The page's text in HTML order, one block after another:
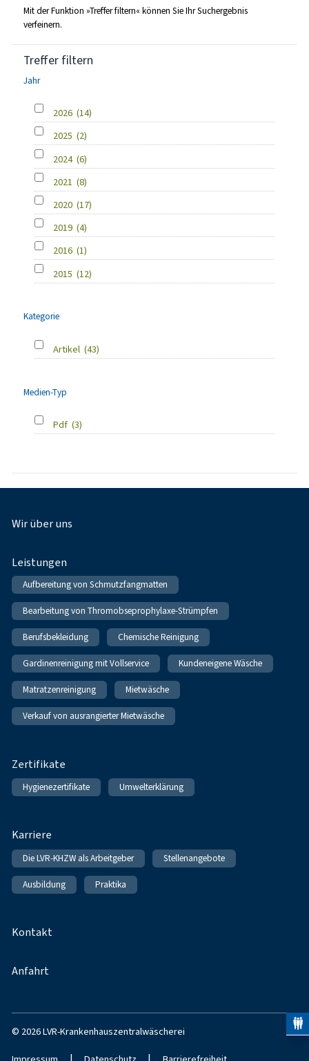
Mit der Funktion »Treffer filtern« können Sie Ihr Suchergebnis
verfeinern.
Treffer filtern
Jahr
2026 (14)
2025 (2)
2024 (6)
2021 (8)
2020 (17)
2019 (4)
2016 (1)
2015 (12)
Kategorie
Artikel (43)
Medien-Typ
Pdf (3)
Fußnavigation
Wir über uns
Leistungen
Aufbereitung von Schmutzfangmatten
Bearbeitung von Thromobseprophylaxe-Strümpfen
Berufsbekleidung Chemische Reinigung
Gardinenreinigung mit Vollservice Kundeneigene Wäsche
Matratzenreinigung Mietwäsche
Verkauf von ausrangierter Mietwäsche
Zertifikate
Hygienezertifikate Umwelterklärung
Karriere
Die LVR-KHZW als Arbeitgeber Stellenangebote
Ausbildung Praktika
Kontakt
Anfahrt
© 2026 LVR-Krankenhauszentralwäscherei